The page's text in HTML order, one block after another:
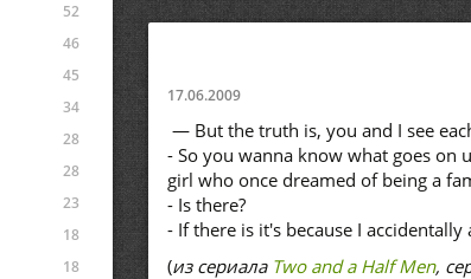
17.06.2009
— But the truth is, you and I see
- So you wanna know what goes
girl who once dreamed of being a
- Is there?
- If there is it's because I
(из сериала Two and a Half Men,
52
46
45
34
28
28
23
18
18